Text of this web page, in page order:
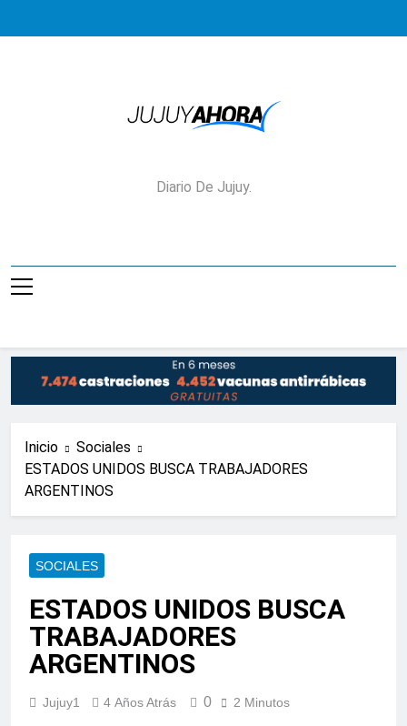
Jujuy Ahora!
Diario De Jujuy.
Inicio
Sociales
ESTADOS UNIDOS BUSCA TRABAJADORES
ARGENTINOS
SOCIALES
ESTADOS UNIDOS BUSCA
TRABAJADORES
ARGENTINOS
Jujuy1 4 Años Atrás 0 2 Minutos